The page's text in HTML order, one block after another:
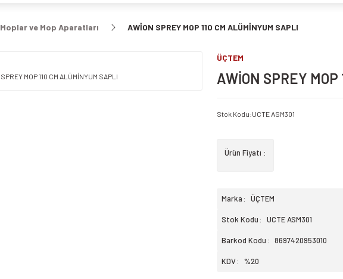
Moplar ve Mop Aparatları AWİON SPREY MOP 110 CM ALÜMİNYUM SAPLI
ÜÇTEM
AWİON SPREY
Stok Kodu:UCTE ASM301
Ürün Fiyatı :
Marka ÜÇTEM
Stok Kodu UCTE ASM301
Barkod Kodu 8697420953010
KDV %20